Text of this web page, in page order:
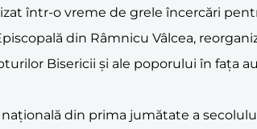
într-o vreme de grele încercări
din Râmnicu Vâlcea,
Bisericii și ale poporului în fața
din prima jumătate a